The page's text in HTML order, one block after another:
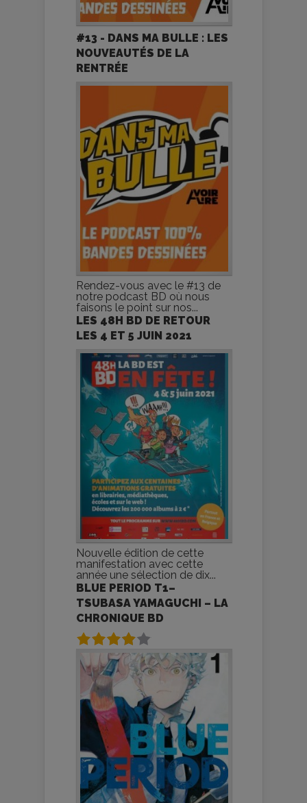
#13 - DANS MA BULLE : LES
NOUVEAUTÉS DE LA
RENTRÉE
Rendez-vous avec le #13 de
notre podcast BD où nous
faisons le point sur nos...
LES 48H BD DE RETOUR
LES 4 ET 5 JUIN 2021
Nouvelle édition de cette
manifestation avec cette
année une sélection de dix...
BLUE PERIOD T1–
TSUBASA YAMAGUCHI – LA
CHRONIQUE BD